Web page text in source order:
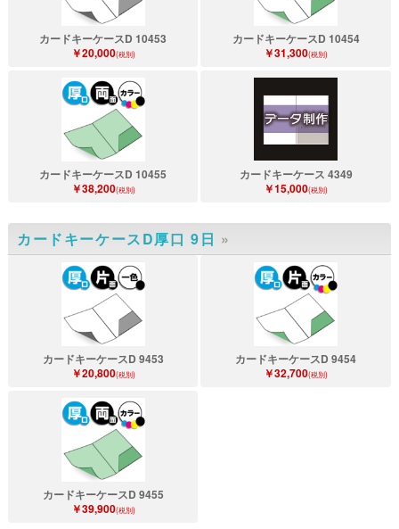
カードキーケースD 10453
￥20,000(税別)
カードキーケースD 10454
￥31,300(税別)
カードキーケースD 10455
￥38,200(税別)
カードキーケース 4349
￥15,000(税別)
カードキーケースD厚口 9日 »
カードキーケースD 9453
￥20,800(税別)
カードキーケースD 9454
￥32,700(税別)
カードキーケースD 9455
￥39,900(税別)